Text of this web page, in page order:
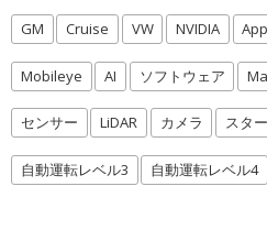
GM Cruise VW NVIDIA
Mobileye AI ソフトウェア
センサー LiDAR カメラ スタ
自動運転レベル3 自動運転レベル4